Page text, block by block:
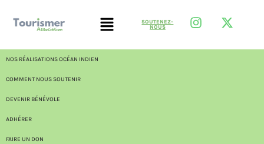
SOUTENEZ-
NOUS
NOS RÉALISATIONS OCÉAN INDIEN
COMMENT NOUS SOUTENIR
DEVENIR BÉNÉVOLE
ADHÉRER
FAIRE UN DON